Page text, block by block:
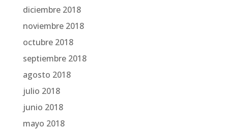
diciembre 2018
noviembre 2018
octubre 2018
septiembre 2018
agosto 2018
julio 2018
junio 2018
mayo 2018